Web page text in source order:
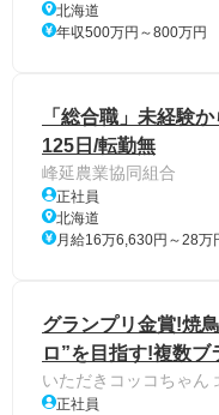
北海道
年収500万円～800万円
「総合職」未経験
125日/転勤無
峰延農業協同組合
正社員
北海道
月給16万6,630円～28万
グランプリ金賞!焼
ロ”を目指す!複数ブ
いただきコッコちゃん
正社員